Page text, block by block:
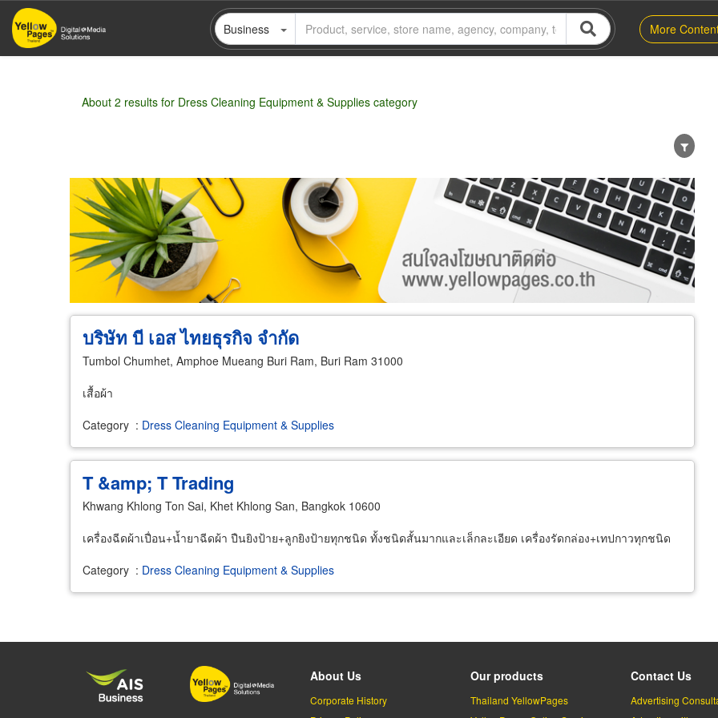
Skip
main
Business More
About 2 results for Dress Cleaning Equipment & Supplies category
Wholesale Retail Manufacturer Dealer Exporter/Importer Service Business
บริษัท บี เอส ไทยธุรกิจ จำกัด
Tumbol Chumhet, Amphoe Mueang Buri Ram, Buri Ram 31000
เสื้อผ้า
Category : Dress Cleaning Equipment & Supplies
T &amp; T Trading
Khwang Khlong Ton Sai, Khet Khlong San, Bangkok 10600
เครื่องฉีดผ้าเปื่อน+น้ำยาฉีดผ้า ปืนยิงป้าย+ลูกยิงป้ายทุกชนิด ทั้งชนิดสั้นมากและเล็กละเอียด เครื่องรัดกล่อง+เทปกาวทุกชนิด
Category : Dress Cleaning Equipment & Supplies
About Us
Corporate History
Our products
Thailand YellowPages
Contact Us
Advertising